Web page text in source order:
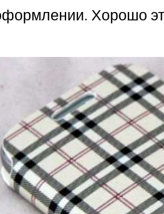
Хорошо